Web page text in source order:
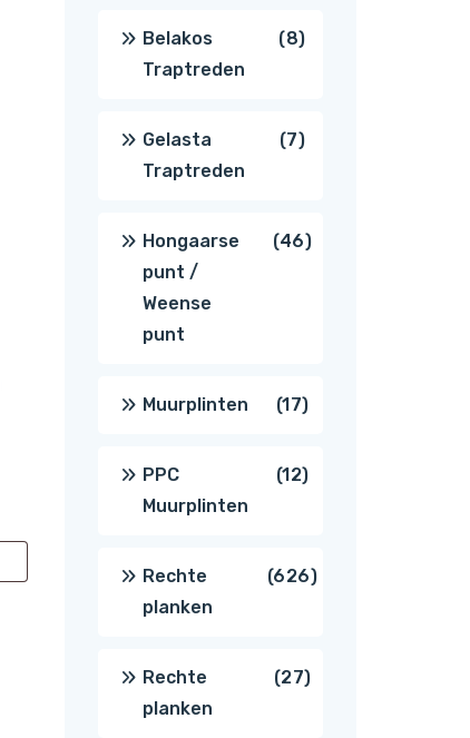
Belakos
Traptreden
88
Gelasta
Traptreden
77
Hongaarse
punt /
Weense
punt
4646
Muurplinten 1717
producten
PPC
Muurplinten
1212
Rechte
planken
626626
Rechte
planken
2727